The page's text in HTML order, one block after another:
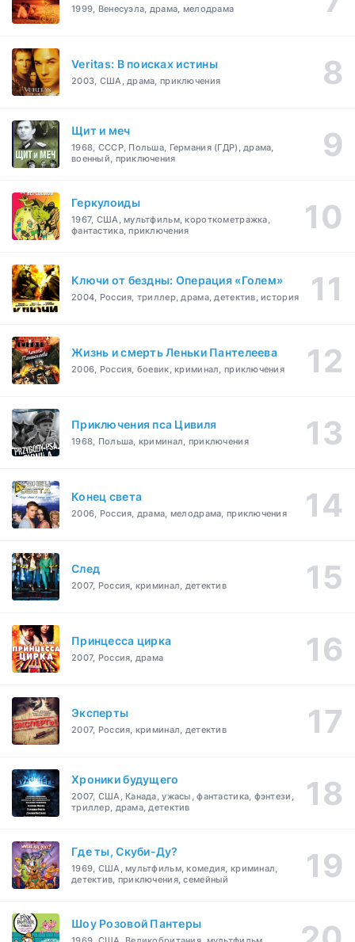
1999, Венесуэла, драма, мелодрама
Veritas: В поисках истины
2003, США, драма, приключения
Щит и меч
1968, СССР, Польша, Германия (ГДР), драма,
военный, приключения
Геркулоиды
1967, США, мультфильм, короткометражка,
фантастика, приключения
Ключи от бездны: Операция «Голем»
2004, Россия, триллер, драма, детектив, история
Жизнь и смерть Леньки Пантелеева
2006, Россия, боевик, криминал, приключения
Приключения пса Цивиля
1968, Польша, криминал, приключения
Конец света
2006, Россия, драма, мелодрама, приключения
След
2007, Россия, криминал, детектив
Принцесса цирка
2007, Россия, драма
Эксперты
2007, Россия, криминал, детектив
Хроники будущего
2007, США, Канада, ужасы, фантастика, фэнтези,
триллер, драма, детектив
Где ты, Скуби-Ду?
1969, США, мультфильм, комедия, криминал,
детектив, приключения, семейный
Шоу Розовой Пантеры